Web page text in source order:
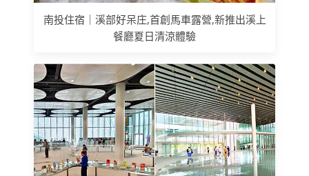
南投住宿｜溪部好呆庄,首創馬車露營,新推出溪上
餐廳夏日清涼體驗